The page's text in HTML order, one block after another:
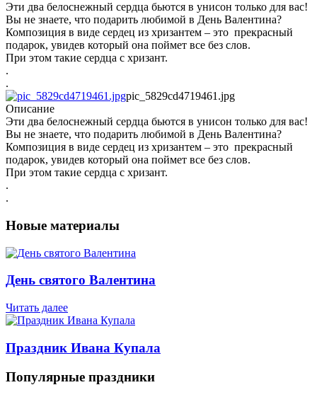
Эти два белоснежный сердца бьются в унисон только для вас!
Вы не знаете, что подарить любимой в День Валентина?
Композиция в виде сердец из хризантем – это прекрасный
подарок, увидев который она поймет все без слов.
При этом такие сердца с хризант.
.
.
pic_5829cd4719461.jpg
Описание
Эти два белоснежный сердца бьются в унисон только для вас!
Вы не знаете, что подарить любимой в День Валентина?
Композиция в виде сердец из хризантем – это прекрасный
подарок, увидев который она поймет все без слов.
При этом такие сердца с хризант.
.
.
Новые материалы
День святого Валентина
Читать далее
Праздник Ивана Купала
Популярные праздники